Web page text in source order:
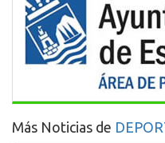
Más Noticias de